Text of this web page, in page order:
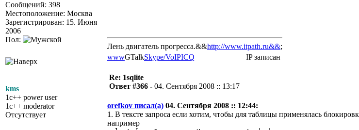
Сообщений: 398
Местоположение: Москва
Зарегистрирован: 15. Июня
2006
Пол:
Лень двигатель прогресса.&&http://www.itpath.ru&&;
wwwGTalkSkype/VoIPICQ IP записан
kms
1c++ power user
1c++ moderator
Отсутствует
Re: 1sqlite
Ответ #366 - 04. Сентября 2008 :: 13:17
orefkov писал(а) 04. Сентября 2008 :: 12:44:
1. В тексте запроса если хотим, чтобы для таблицы применялась
например